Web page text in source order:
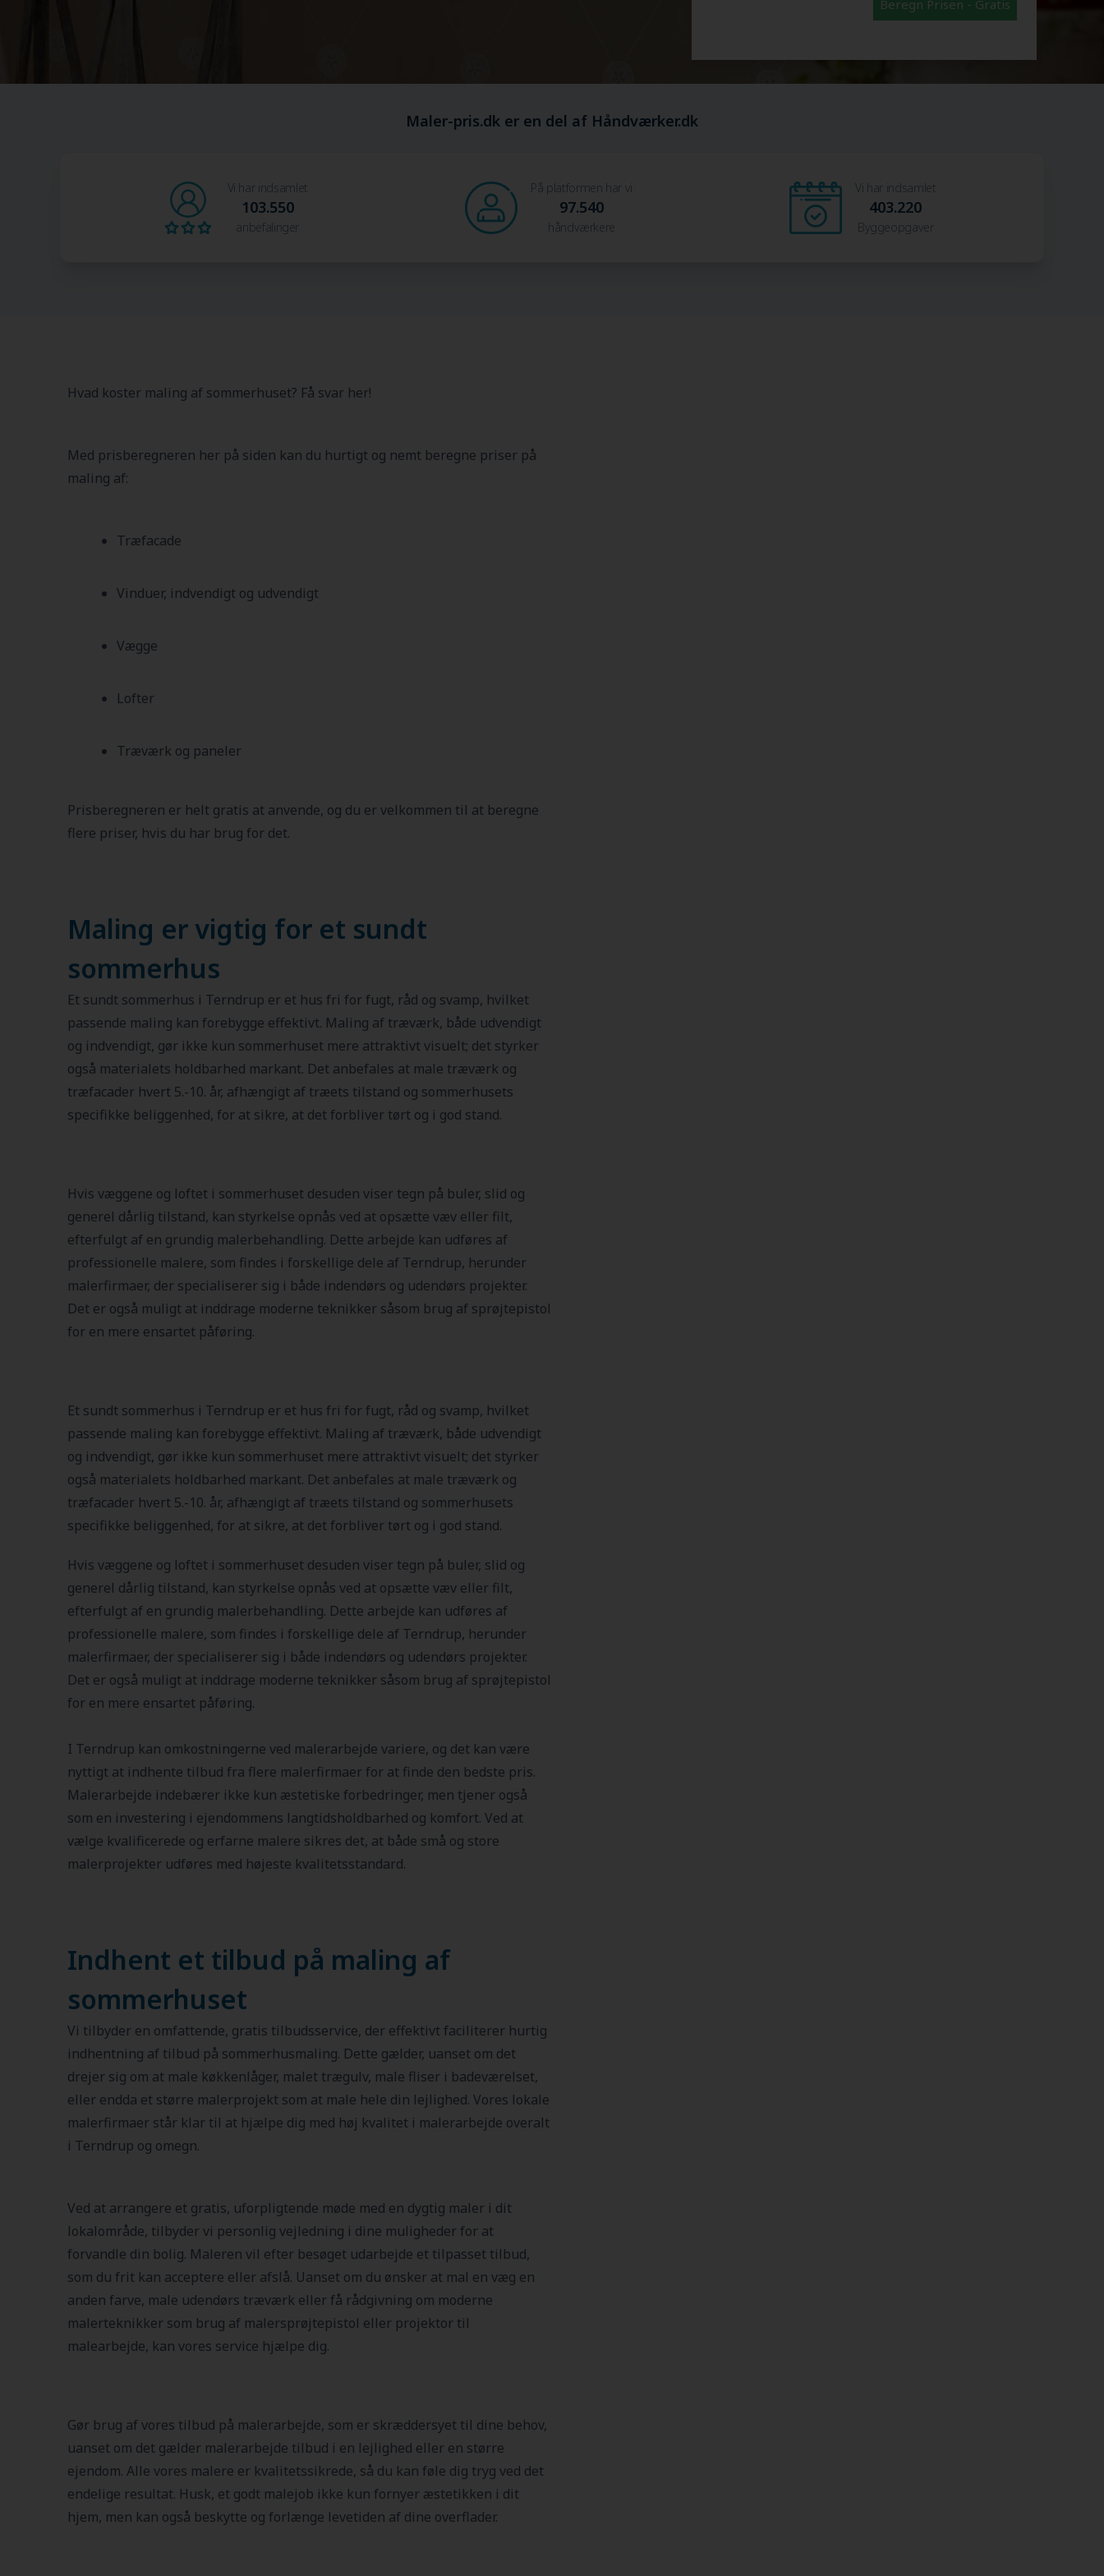
Beregn Prisen - Gratis
Maler-pris.dk er en del af Håndværker.dk
Vi har indsamlet
103.550
anbefalinger
På platformen har vi
97.540
håndværkere
Vi har indsamlet
403.220
Byggeopgaver
Hvad koster maling af sommerhuset? Få svar her!
Med prisberegneren her på siden kan du hurtigt og nemt beregne priser på
maling af:
Træfacade
Vinduer, indvendigt og udvendigt
Vægge
Lofter
Træværk og paneler
Prisberegneren er helt gratis at anvende, og du er velkommen til at beregne
flere priser, hvis du har brug for det.
Maling er vigtig for et sundt
sommerhus
Et sundt sommerhus i Terndrup er et hus fri for fugt, råd og svamp, hvilket
passende maling kan forebygge effektivt. Maling af træværk, både udvendigt
og indvendigt, gør ikke kun sommerhuset mere attraktivt visuelt; det styrker
også materialets holdbarhed markant. Det anbefales at male træværk og
træfacader hvert 5.-10. år, afhængigt af træets tilstand og sommerhusets
specifikke beliggenhed, for at sikre, at det forbliver tørt og i god stand.
Hvis væggene og loftet i sommerhuset desuden viser tegn på buler, slid og
generel dårlig tilstand, kan styrkelse opnås ved at opsætte væv eller filt,
efterfulgt af en grundig malerbehandling. Dette arbejde kan udføres af
professionelle malere, som findes i forskellige dele af Terndrup, herunder
malerfirmaer, der specialiserer sig i både indendørs og udendørs projekter.
Det er også muligt at inddrage moderne teknikker såsom brug af sprøjtepistol
for en mere ensartet påføring.
Et sundt sommerhus i Terndrup er et hus fri for fugt, råd og svamp, hvilket
passende maling kan forebygge effektivt. Maling af træværk, både udvendigt
og indvendigt, gør ikke kun sommerhuset mere attraktivt visuelt; det styrker
også materialets holdbarhed markant. Det anbefales at male træværk og
træfacader hvert 5.-10. år, afhængigt af træets tilstand og sommerhusets
specifikke beliggenhed, for at sikre, at det forbliver tørt og i god stand.
Hvis væggene og loftet i sommerhuset desuden viser tegn på buler, slid og
generel dårlig tilstand, kan styrkelse opnås ved at opsætte væv eller filt,
efterfulgt af en grundig malerbehandling. Dette arbejde kan udføres af
professionelle malere, som findes i forskellige dele af Terndrup, herunder
malerfirmaer, der specialiserer sig i både indendørs og udendørs projekter.
Det er også muligt at inddrage moderne teknikker såsom brug af sprøjtepistol
for en mere ensartet påføring.
I Terndrup kan omkostningerne ved malerarbejde variere, og det kan være
nyttigt at indhente tilbud fra flere malerfirmaer for at finde den bedste pris.
Malerarbejde indebærer ikke kun æstetiske forbedringer, men tjener også
som en investering i ejendommens langtidsholdbarhed og komfort. Ved at
vælge kvalificerede og erfarne malere sikres det, at både små og store
malerprojekter udføres med højeste kvalitetsstandard.
Indhent et tilbud på maling af
sommerhuset
Vi tilbyder en omfattende, gratis tilbudsservice, der effektivt faciliterer hurtig
indhentning af tilbud på sommerhusmaling. Dette gælder, uanset om det
drejer sig om at male køkkenlåger, malet trægulv, male fliser i badeværelset,
eller endda et større malerprojekt som at male hele din lejlighed. Vores lokale
malerfirmaer står klar til at hjælpe dig med høj kvalitet i malerarbejde overalt
i Terndrup og omegn.
Ved at arrangere et gratis, uforpligtende møde med en dygtig maler i dit
lokalområde, tilbyder vi personlig vejledning i dine muligheder for at
forvandle din bolig. Maleren vil efter besøget udarbejde et tilpasset tilbud,
som du frit kan acceptere eller afslå. Uanset om du ønsker at mal en væg en
anden farve, male udendørs træværk eller få rådgivning om moderne
malerteknikker som brug af malersprøjtepistol eller projektor til
malearbejde, kan vores service hjælpe dig.
Gør brug af vores tilbud på malerarbejde, som er skræddersyet til dine behov,
uanset om det gælder malerarbejde tilbud i en lejlighed eller en større
ejendom. Alle vores malere er kvalitetssikrede, så du kan føle dig tryg ved det
endelige resultat. Husk, et godt malejob ikke kun fornyer æstetikken i dit
hjem, men kan også beskytte og forlænge levetiden af dine overflader.